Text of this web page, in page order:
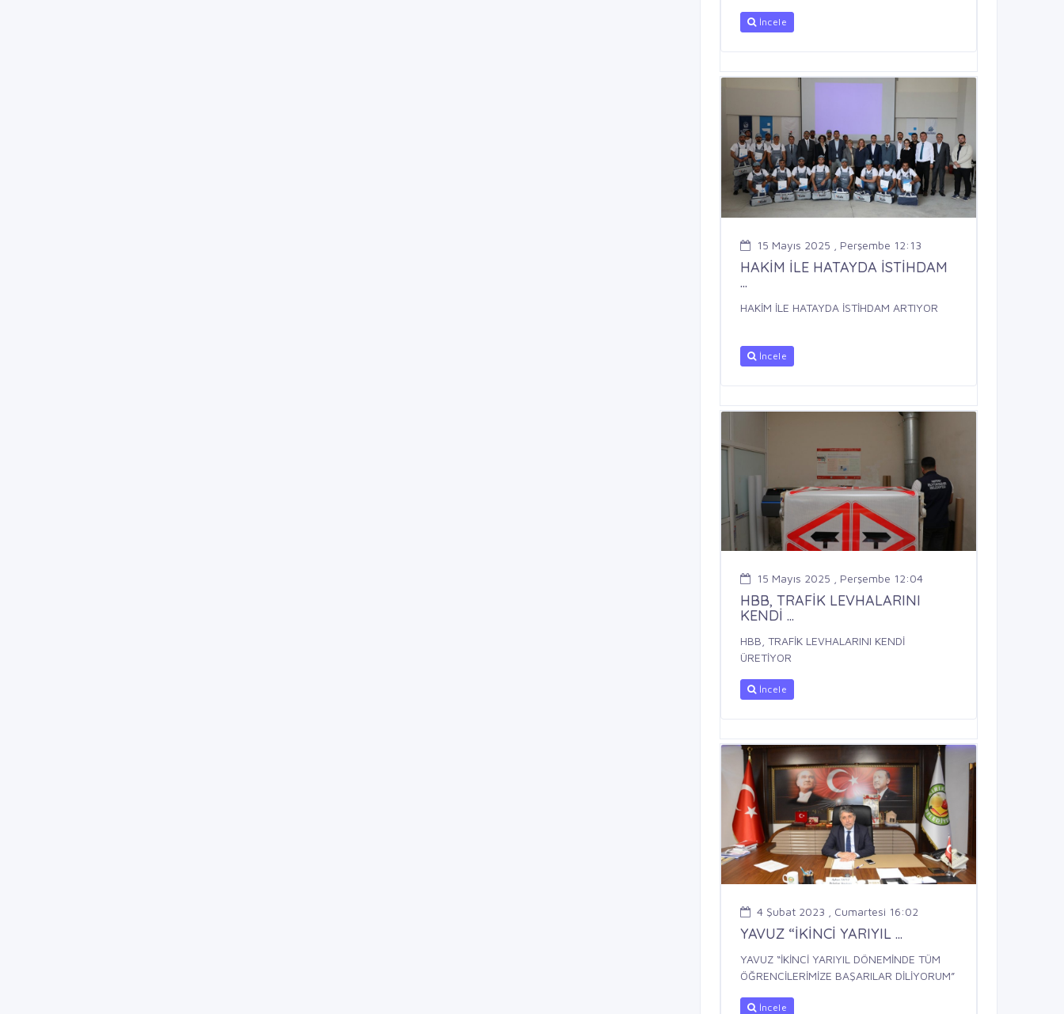
İncele
15 Mayıs 2025 , Perşembe 12:13
HAKİM İLE HATAYDA İSTİHDAM
...
HAKİM İLE HATAYDA İSTİHDAM ARTIYOR
İncele
15 Mayıs 2025 , Perşembe 12:04
HBB, TRAFİK LEVHALARINI
KENDİ ...
HBB, TRAFİK LEVHALARINI KENDİ
ÜRETİYOR
İncele
4 Şubat 2023 , Cumartesi 16:02
YAVUZ “İKİNCİ YARIYIL ...
YAVUZ “İKİNCİ YARIYIL DÖNEMİNDE TÜM
ÖĞRENCİLERİMİZE BAŞARILAR DİLİYORUM”
İncele